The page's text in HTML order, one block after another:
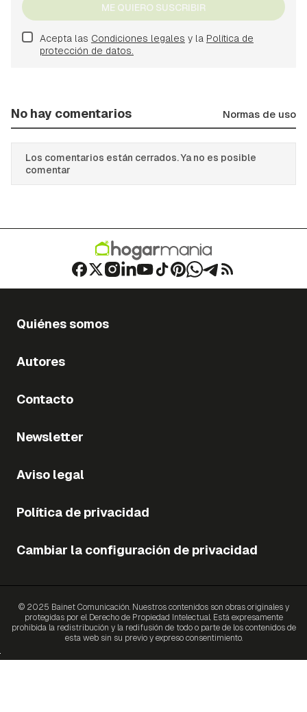
ME QUIERO SUSCRIBIR
Acepta las Condiciones legales y la Política de
protección de datos.
No hay comentarios Normas de uso
Los comentarios están cerrados. Ya no es posible
comentar
Quiénes somos
Autores
Contacto
Newsletter
Aviso legal
Política de privacidad
Cambiar la configuración de privacidad
© 2025 Bainet Comunicación. Nuestros contenidos son obras originales y
protegidas por el Derecho de Propiedad Intelectual. Está expresamente
prohibida la redistribución y la redifusión de todo o parte de los contenidos de
esta web sin su previo y expreso consentimiento.